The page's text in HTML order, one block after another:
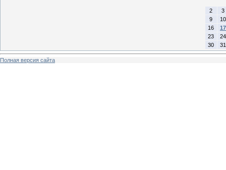
2
3
9
10
16
17
23
24
30
31
Полная версия сайта